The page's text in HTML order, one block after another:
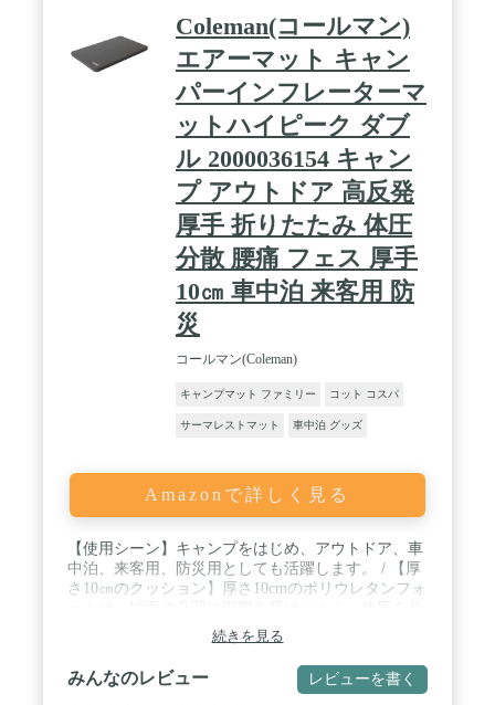
Coleman(コールマン)
エアーマット キャン
パーインフレーターマ
ットハイピーク ダブ
ル 2000036154 キャン
プ アウトドア 高反発
厚手 折りたたみ 体圧
分散 腰痛 フェス 厚手
10㎝ 車中泊 来客用 防
災
コールマン(Coleman)
キャンプマット ファミリー コット コスパ
サーマレストマット 車中泊 グッズ
Amazonで詳しく見る
【使用シーン】キャンプをはじめ、アウトドア、車
中泊、来客用、防災用としても活躍します。 / 【厚
さ10㎝のクッション】厚さ10cmのポリウレタンフォ
散して身体を支えてくれるので、敷布団やベッドよ
うに快適に眠ることができます。また、地面からの
冷気も伝わりにくくなりますので、寒い時期のキャ
ンプでも安心して眠ることができます。 / 【自動膨
続きを見る
みんなのレビュー レビューを書く